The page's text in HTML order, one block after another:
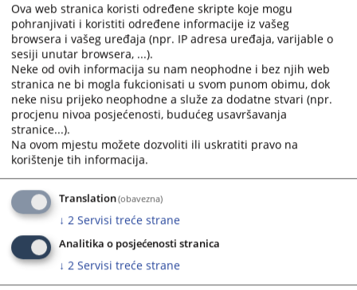
2086VIEWS
Ova web stranica koristi određene skripte koje mogu
pohranjivati i koristiti određene informacije iz vašeg
browsera i vašeg uređaja (npr. IP adresa uređaja, varijable o
sesiji unutar browsera, ...).
Neke od ovih informacija su nam neophodne i bez njih web
stranica ne bi mogla fukcionisati u svom punom obimu, dok
neke nisu prijeko neophodne a služe za dodatne stvari (npr.
procjenu nivoa posjećenosti, budućeg usavršavanja
stranice...).
Na ovom mjestu možete dozvoliti ili uskratiti pravo na
korištenje tih informacija.
Translation(obavezna)
↓ 2 Servisi treće strane
Analitika o posjećenosti stranica
↓ 2 Servisi treće strane